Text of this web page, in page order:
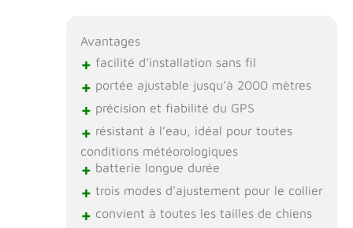
Avantages
+ facilité d’installation sans fil
+ portée ajustable jusqu’à 2000 mètres
+ précision et fiabilité du GPS
+ résistant à l’eau, idéal pour toutes
conditions météorologiques
+ batterie longue durée
+ trois modes d’ajustement pour le collier
+ convient à toutes les tailles de chiens